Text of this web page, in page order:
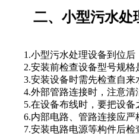
二、小型污水处
1.小型污水处理设备到位后
2.安装前检查设备型号规格
3.安装设备时需先检查自来
4.外部管路连接时，注意清
5.在设备布线时，要把设备
6.内部电路、管路连接应严
7.安装电路电源等构件后检查